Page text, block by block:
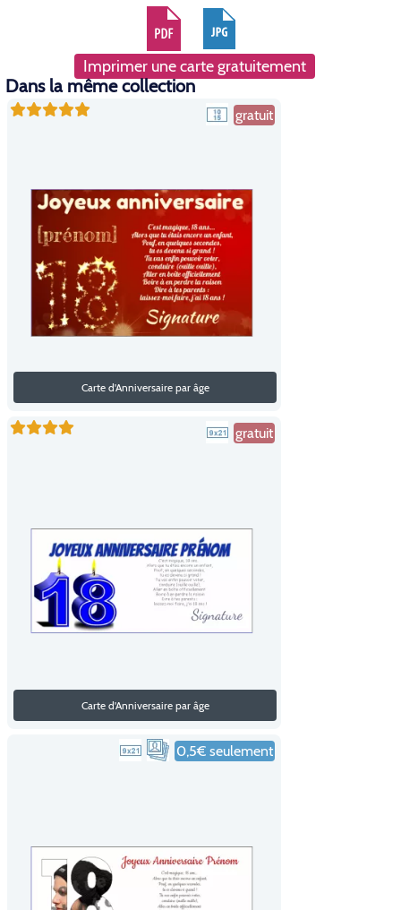
Imprimer une carte gratuitement
Dans la même collection
gratuit
Carte d'Anniversaire par âge
gratuit
Carte d'Anniversaire par âge
0,5€ seulement